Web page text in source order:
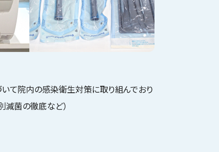
て院内の感染衛生対策に取り組んでおり
減菌の徹底など）